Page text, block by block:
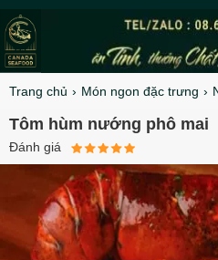
Trang chủ Món ngon đặc trưng
Tôm hùm nướng phô mai
Đánh giá